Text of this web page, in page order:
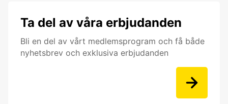
Ta del av våra erbjudanden
Bli en del av vårt medlemsprogram och få både
nyhetsbrev och exklusiva erbjudanden